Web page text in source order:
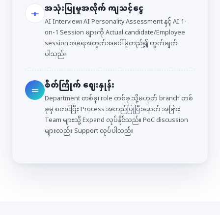
＋ အသုံးပြုမှုအလိုက် ကျသင့်ငွေ
AI Interview၊ AI Personality Assessment နှင့် AI 1-
on-1 Session များကို Actual candidate/Employee
session အရေအတွက်အပေါ်မူတည်၍ တွက်ချက်
ပါသည်။
＝ စိတ်ကြိုက် ဈေးနှုန်း
Department တစ်ခု၊ role တစ်ခု သို့မဟုတ် branch တစ်
ခုမှ စတင်ပြီး Process အတည်ပြုပြီးနောက် အခြား
Team များသို့ Expand လုပ်နိုင်သည်။ PoC discussion
များလည်း Support လုပ်ပါသည်။